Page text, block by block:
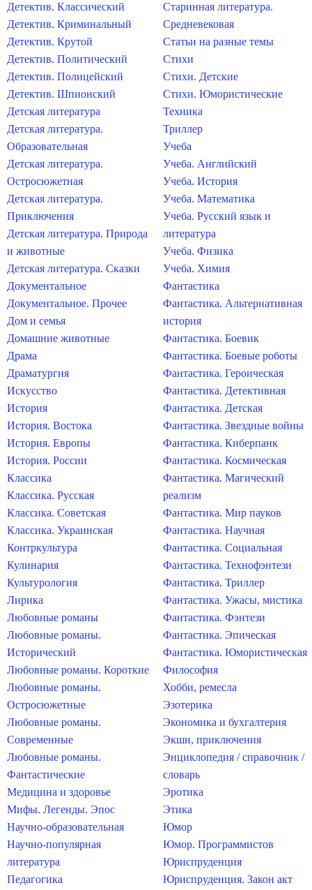
Детектив. Классический
Детектив. Криминальный
Детектив. Крутой
Детектив. Политический
Детектив. Полицейский
Детектив. Шпионский
Детская литература
Детская литература.
Образовательная
Детская литература.
Остросюжетная
Детская литература.
Приключения
Детская литература. Природа
и животные
Детская литература. Сказки
Документальное
Документальное. Прочее
Дом и семья
Домашние животные
Драма
Драматургия
Искусство
История
История. Востока
История. Европы
История. России
Классика
Классика. Русская
Классика. Советская
Классика. Украинская
Контркультура
Кулинария
Культурология
Лирика
Любовные романы
Любовные романы.
Исторический
Любовные романы. Короткие
Любовные романы.
Остросюжетные
Любовные романы.
Современные
Любовные романы.
Фантастические
Медицина и здоровье
Мифы. Легенды. Эпос
Научно-образовательная
Научно-популярная
литература
Педагогика
Старинная литература.
Средневековая
Статьи на разные темы
Стихи
Стихи. Детские
Стихи. Юмористические
Техника
Триллер
Учеба
Учеба. Английский
Учеба. История
Учеба. Математика
Учеба. Русский язык и
литература
Учеба. Физика
Учеба. Химия
Фантастика
Фантастика. Альтернативная
история
Фантастика. Боевик
Фантастика. Боевые роботы
Фантастика. Героическая
Фантастика. Детективная
Фантастика. Детская
Фантастика. Звездные войны
Фантастика. Киберпанк
Фантастика. Космическая
Фантастика. Магический
реализм
Фантастика. Мир пауков
Фантастика. Научная
Фантастика. Социальная
Фантастика. Технофэнтези
Фантастика. Триллер
Фантастика. Ужасы, мистика
Фантастика. Фэнтези
Фантастика. Эпическая
Фантастика. Юмористическая
Философия
Хобби, ремесла
Эзотерика
Экономика и бухгалтерия
Экшн, приключения
Энциклопедия / справочник /
словарь
Эротика
Этика
Юмор
Юмор. Программистов
Юриспруденция
Юриспруденция. Закон акт